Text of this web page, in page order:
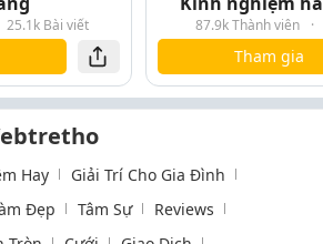
25.1k Bài viết 87.9k Thành viên ·
Tham gia
Hay
Giải Trí Cho Gia Đình
Đẹp Tâm Sự
Reviews